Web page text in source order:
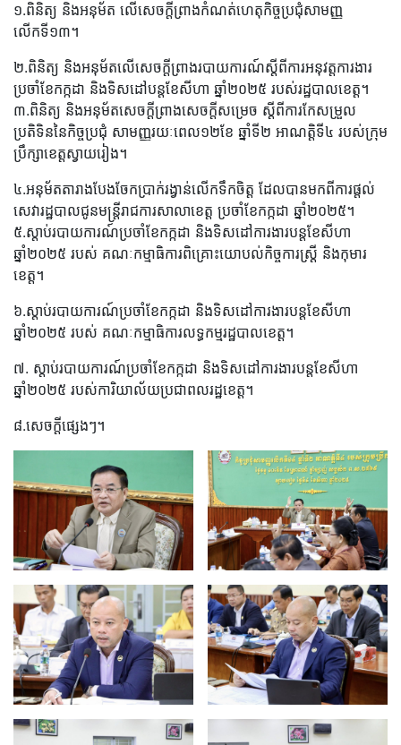
១.ពិនិត្យ និងអនុម័ត លើសេចក្តីព្រាងកំណត់ហេតុកិច្ចប្រជុំសាមញ្ញ
លើកទី១៣។
២.ពិនិត្យ និងអនុម័តលើសេចក្តីព្រាងរបាយការណ៍ស្តីពីការអនុវត្តការងារ
ប្រចាំខែកក្កដា និងទិសដៅបន្តខែសីហា ឆ្នាំ២០២៥ របស់រដ្ឋបាលខេត្ត។
៣.ពិនិត្យ និងអនុម័តសេចក្តីព្រាងសេចក្តីសម្រេច ស្តីពីការកែសម្រួល
ប្រតិទិននៃកិច្ចប្រជុំ សាមញ្ញរយៈពេល១២ខែ ឆ្នាំទី២ អាណត្តិទី៤ របស់ក្រុម
ប្រឹក្សាខេត្តស្វាយរៀង។
៤.អនុម័តតារាងបែងចែកប្រាក់រង្វាន់លើកទឹកចិត្ត ដែលបានមកពីការផ្តល់
សេវារដ្ឋបាលជូនមន្ត្រីរាជការសាលាខេត្ត ប្រចាំខែកក្កដា ឆ្នាំ២០២៥។
៥.ស្តាប់របាយការណ៍ប្រចាំខែកក្កដា និងទិសដៅការងារបន្តខែសីហា
ឆ្នាំ២០២៥ របស់ គណៈកម្មាធិការពិគ្រោះយោបល់កិច្ចការស្ត្រី និងកុមារ
ខេត្ត។
៦.ស្តាប់របាយការណ៍ប្រចាំខែកក្កដា និងទិសដៅការងារបន្តខែសីហា
ឆ្នាំ២០២៥ របស់ គណៈកម្មាធិការលទ្ធកម្មរដ្ឋបាលខេត្ត។
៧. ស្តាប់របាយការណ៍ប្រចាំខែកក្កដា និងទិសដៅការងារបន្តខែសីហា
ឆ្នាំ២០២៥ របស់ការិយាល័យប្រជាពលរដ្ឋខេត្ត។
៨.សេចក្តីផ្សេងៗ។